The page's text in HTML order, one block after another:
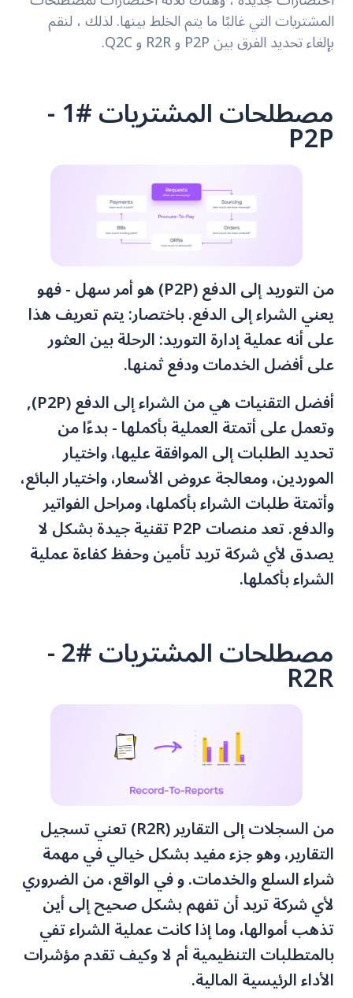
المشتريات التي غالبًا ما يتم الخلط بينها. لذلك ، لنقم
بإلغاء تحديد الفرق بين P2P و R2R و Q2C.
مصطلحات المشتريات #1 - P2P
من التوريد إلى الدفع (P2P) هو أمر سهل - فهو
يعني الشراء إلى الدفع. باختصار: يتم تعريف هذا
على أنه عملية إدارة التوريد: الرحلة بين العثور
على أفضل الخدمات ودفع ثمنها.
أفضل التقنيات هي من الشراء إلى الدفع (P2P),
وتعمل على أتمتة العملية بأكملها - بدءًا من
تحديد الطلبات إلى الموافقة عليها، واختيار
الموردين، ومعالجة عروض الأسعار، واختيار البائع،
وأتمتة طلبات الشراء بأكملها، ومراحل الفواتير
والدفع. تعد منصات P2P تقنية جيدة بشكل لا
يصدق لأي شركة تريد تأمين وحفظ كفاءة عملية
الشراء بأكملها.
مصطلحات المشتريات #2 - R2R
من السجلات إلى التقارير (R2R) تعني تسجيل
التقارير، وهو جزء مفيد بشكل خيالي في مهمة
شراء السلع والخدمات. و في الواقع، من الضروري
لأي شركة تريد أن تفهم بشكل صحيح إلى أين
تذهب أموالها، وما إذا كانت عملية الشراء تفي
بالمتطلبات التنظيمية أم لا وكيف تقدم مؤشرات
الأداء الرئيسية المالية.